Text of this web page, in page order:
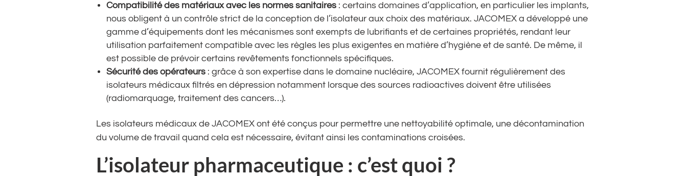
Compatibilité des matériaux avec les normes sanitaires : certains domaines d’application, en particulier les implants,
nous obligent à un contrôle strict de la conception de l’isolateur aux choix des matériaux. JACOMEX a développé une
gamme d’équipements dont les mécanismes sont exempts de lubrifiants et de certaines propriétés, rendant leur
utilisation parfaitement compatible avec les règles les plus exigentes en matière d’hygiène et de santé. De même, il
est possible de prévoir certains revêtements fonctionnels spécifiques.
Sécurité des opérateurs : grâce à son expertise dans le domaine nucléaire, JACOMEX fournit régulièrement des
isolateurs médicaux filtrés en dépression notamment lorsque des sources radioactives doivent être utilisées
(radiomarquage, traitement des cancers…).
Les isolateurs médicaux de JACOMEX ont été conçus pour permettre une nettoyabilité optimale, une décontamination
du volume de travail quand cela est nécessaire, évitant ainsi les contaminations croisées.
L’isolateur pharmaceutique : c’est quoi ?